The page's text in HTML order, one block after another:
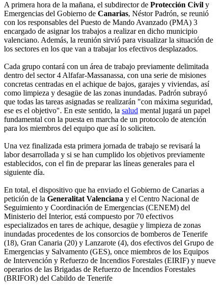
A primera hora de la mañana, el subdirector de Protección Civil y
Emergencias del Gobierno de Canarias, Néstor Padrón, se reunió
con los responsables del Puesto de Mando Avanzado (PMA) 3
encargado de asignar los trabajos a realizar en dicho municipio
valenciano. Además, la reunión sirvió para visualizar la situación de
los sectores en los que van a trabajar los efectivos desplazados.
Cada grupo contará con un área de trabajo previamente delimitada
dentro del sector 4 Alfafar-Massanassa, con una serie de misiones
concretas centradas en el achique de bajos, garajes y viviendas, así
como limpieza y desagüe de las zonas inundadas. Padrón subrayó
que todas las tareas asignadas se realizarán "con máxima seguridad,
ese es el objetivo". En este sentido, la salud mental jugará un papel
fundamental con la puesta en marcha de un protocolo de atención
para los miembros del equipo que así lo soliciten.
Una vez finalizada esta primera jornada de trabajo se revisará la
labor desarrollada y si se han cumplido los objetivos previamente
establecidos, con el fin de preparar las líneas generales para el
siguiente día.
En total, el dispositivo que ha enviado el Gobierno de Canarias a
petición de la Generalitat Valenciana y el Centro Nacional de
Seguimiento y Coordinación de Emergencias (CENEM) del
Ministerio del Interior, está compuesto por 70 efectivos
especializados en tares de achique, desagüe y limpieza de zonas
inundadas procedentes de los consorcios de bomberos de Tenerife
(18), Gran Canaria (20) y Lanzarote (4), dos efectivos del Grupo de
Emergencias y Salvamento (GES), once miembros de los Equipos
de Intervención y Refuerzo de Incendios Forestales (EIRIF) y nueve
operarios de las Brigadas de Refuerzo de Incendios Forestales
(BRIFOR) del Cabildo de Tenerife